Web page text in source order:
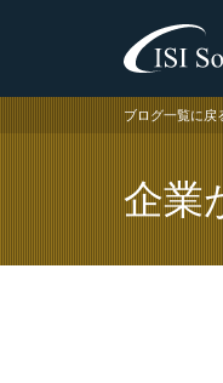
ブログ一覧に戻
企業